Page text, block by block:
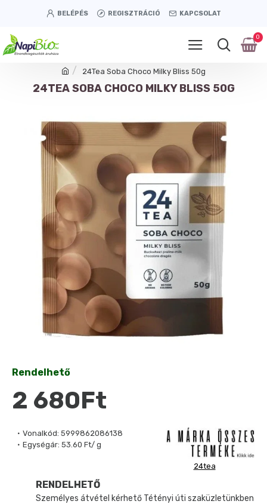
BELÉPÉS REGISZTRÁCIÓ KAPCSOLAT
0
24Tea Soba Choco Milky Bliss 50g
24TEA SOBA CHOCO MILKY BLISS 50G
Vonalkód: 5999862086138
Egységár: 53.60 Ft/ g
24tea
Rendelhető
2 680Ft
RENDELHETŐ
Személyes átvétel kérhető Tétényi úti szaküzletünkben